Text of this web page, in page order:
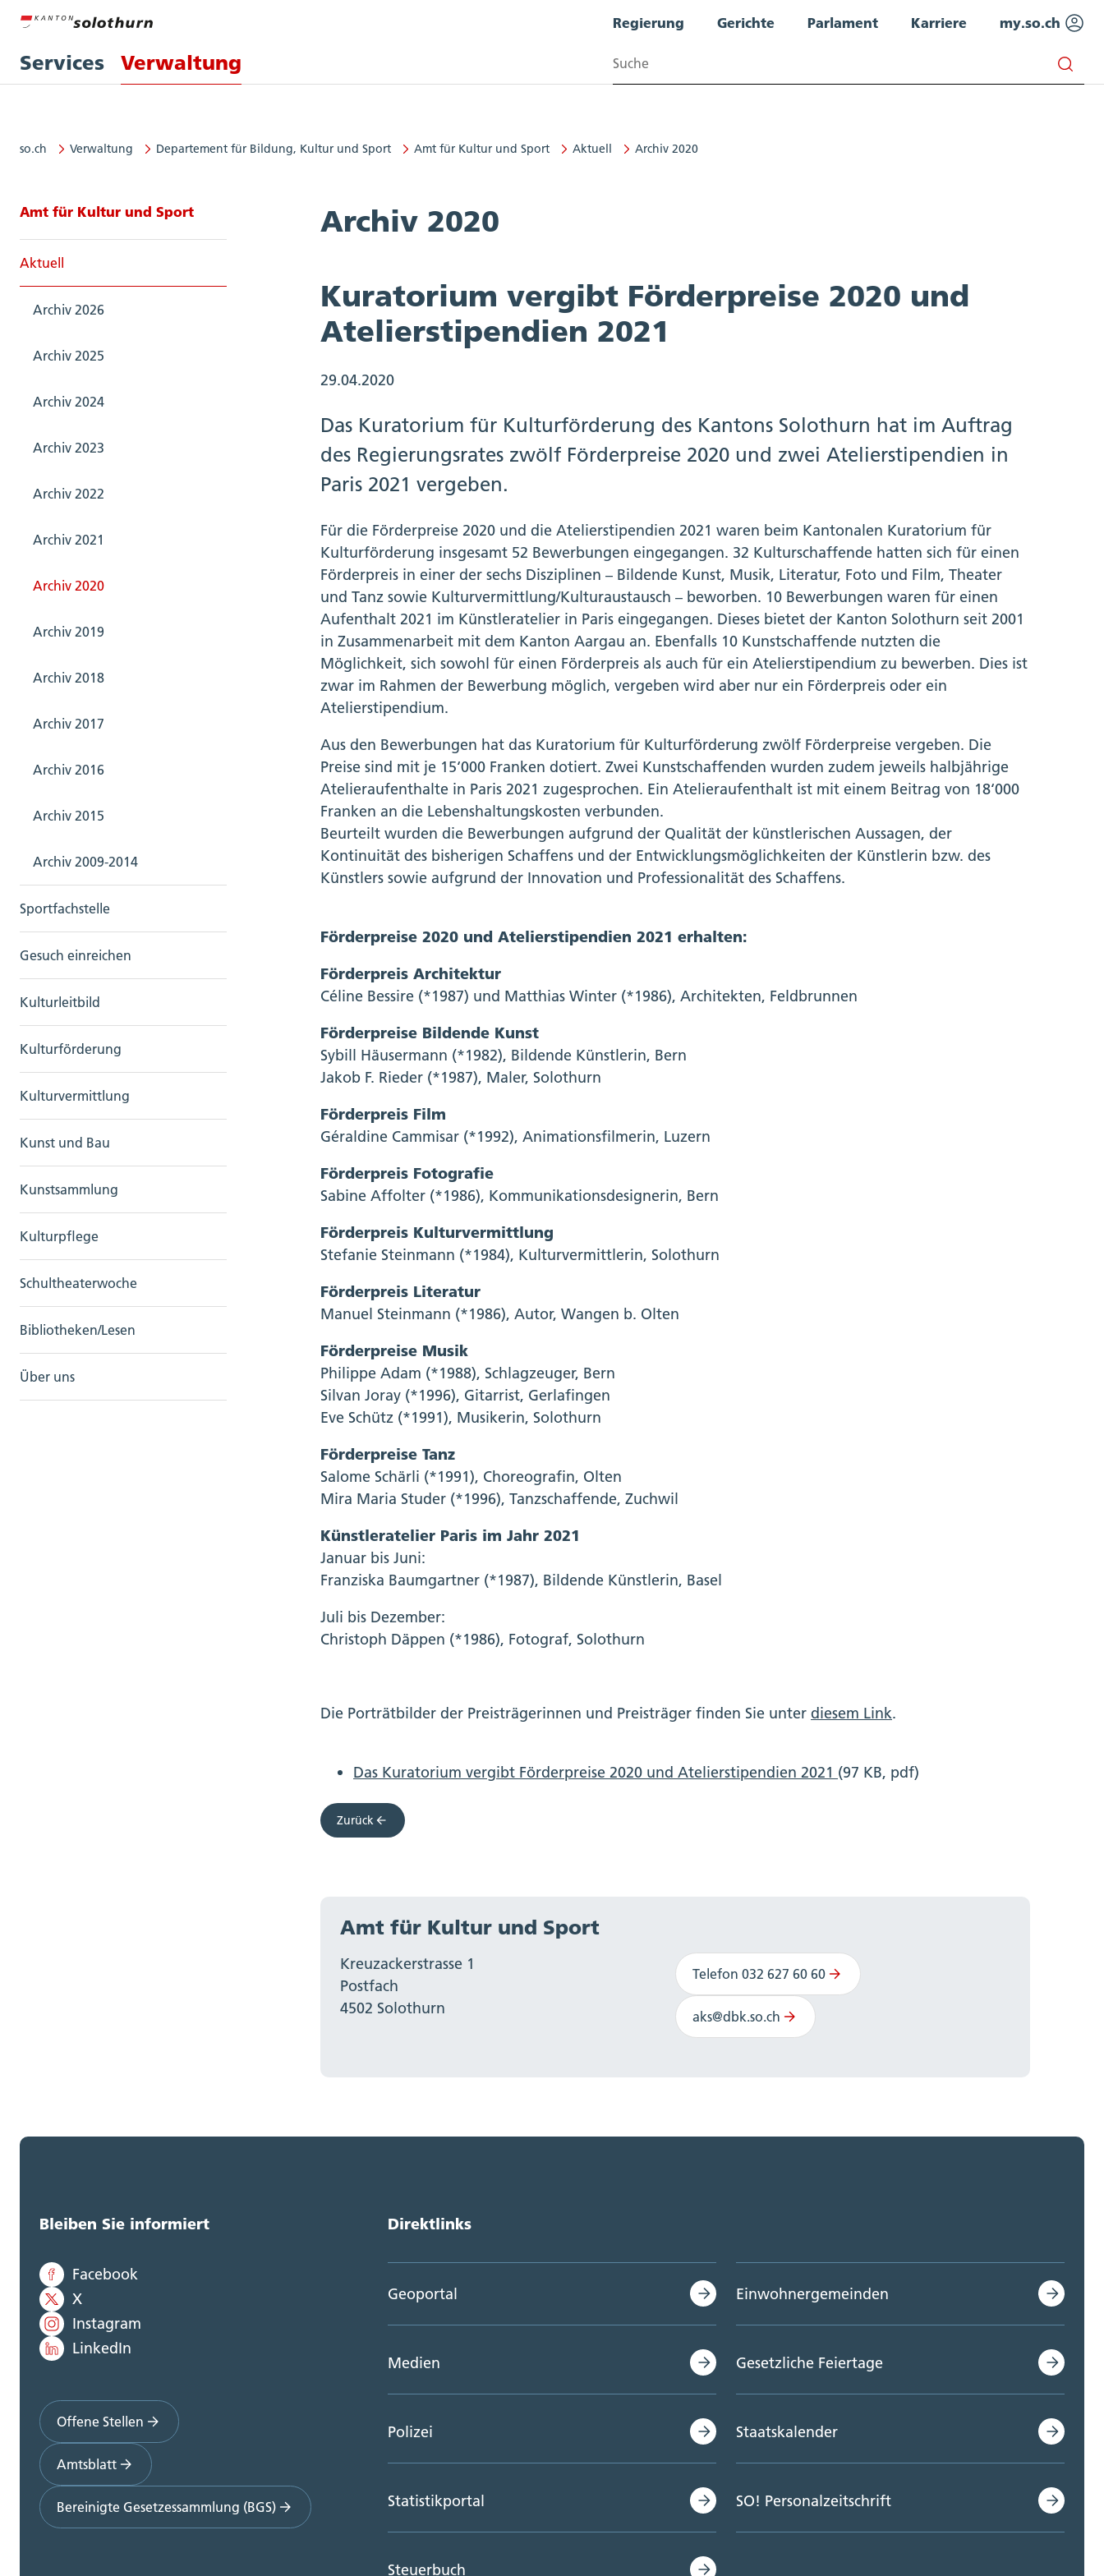
Services Verwaltung
Regierung Gerichte Parlament Karriere my.so.ch
Suchen
so.ch Verwaltung Departement für Bildung, Kultur und Sport Amt für Kultur und Sport Aktuell Archiv 2020
Seitennavigation: Amt für Kultur und Sport
Amt für Kultur und Sport
Aktuell
Archiv 2026
Archiv 2025
Archiv 2024
Archiv 2023
Archiv 2022
Archiv 2021
Archiv 2020
Archiv 2019
Archiv 2018
Archiv 2017
Archiv 2016
Archiv 2015
Archiv 2009-2014
Sportfachstelle
Gesuch einreichen
Kulturleitbild
Kulturförderung
Kulturvermittlung
Kunst und Bau
Kunstsammlung
Kulturpflege
Schultheaterwoche
Bibliotheken/Lesen
Über uns
Archiv 2020
Kuratorium vergibt Förderpreise 2020 und
Atelierstipendien 2021
29.04.2020
Das Kuratorium für Kulturförderung des Kantons Solothurn hat im Auftrag
des Regierungsrates zwölf Förderpreise 2020 und zwei Atelierstipendien in
Paris 2021 vergeben.
Für die Förderpreise 2020 und die Atelierstipendien 2021 waren beim Kantonalen Kuratorium für
Kulturförderung insgesamt 52 Bewerbungen eingegangen. 32 Kulturschaffende hatten sich für einen
Förderpreis in einer der sechs Disziplinen – Bildende Kunst, Musik, Literatur, Foto und Film, Theater
und Tanz sowie Kulturvermittlung/Kulturaustausch – beworben. 10 Bewerbungen waren für einen
Aufenthalt 2021 im Künstleratelier in Paris eingegangen. Dieses bietet der Kanton Solothurn seit 2001
in Zusammenarbeit mit dem Kanton Aargau an. Ebenfalls 10 Kunstschaffende nutzten die
Möglichkeit, sich sowohl für einen Förderpreis als auch für ein Atelierstipendium zu bewerben. Dies ist
zwar im Rahmen der Bewerbung möglich, vergeben wird aber nur ein Förderpreis oder ein
Atelierstipendium.
Aus den Bewerbungen hat das Kuratorium für Kulturförderung zwölf Förderpreise vergeben. Die
Preise sind mit je 15‘000 Franken dotiert. Zwei Kunstschaffenden wurden zudem jeweils halbjährige
Atelieraufenthalte in Paris 2021 zugesprochen. Ein Atelieraufenthalt ist mit einem Beitrag von 18‘000
Franken an die Lebenshaltungskosten verbunden.
Beurteilt wurden die Bewerbungen aufgrund der Qualität der künstlerischen Aussagen, der
Kontinuität des bisherigen Schaffens und der Entwicklungsmöglichkeiten der Künstlerin bzw. des
Künstlers sowie aufgrund der Innovation und Professionalität des Schaffens.
Förderpreise 2020 und Atelierstipendien 2021 erhalten:
Förderpreis Architektur
Céline Bessire (*1987) und Matthias Winter (*1986), Architekten, Feldbrunnen
Förderpreise Bildende Kunst
Sybill Häusermann (*1982), Bildende Künstlerin, Bern
Jakob F. Rieder (*1987), Maler, Solothurn
Förderpreis Film
Géraldine Cammisar (*1992), Animationsfilmerin, Luzern
Förderpreis Fotografie
Sabine Affolter (*1986), Kommunikationsdesignerin, Bern
Förderpreis Kulturvermittlung
Stefanie Steinmann (*1984), Kulturvermittlerin, Solothurn
Förderpreis Literatur
Manuel Steinmann (*1986), Autor, Wangen b. Olten
Förderpreise Musik
Philippe Adam (*1988), Schlagzeuger, Bern
Silvan Joray (*1996), Gitarrist, Gerlafingen
Eve Schütz (*1991), Musikerin, Solothurn
Förderpreise Tanz
Salome Schärli (*1991), Choreografin, Olten
Mira Maria Studer (*1996), Tanzschaffende, Zuchwil
Künstleratelier Paris im Jahr 2021
Januar bis Juni:
Franziska Baumgartner (*1987), Bildende Künstlerin, Basel
Juli bis Dezember:
Christoph Däppen (*1986), Fotograf, Solothurn
Die Porträtbilder der Preisträgerinnen und Preisträger finden Sie unter diesem Link.
Das Kuratorium vergibt Förderpreise 2020 und Atelierstipendien 2021 (97 KB, pdf)
Zurück
Amt für Kultur und Sport
Kreuzackerstrasse 1
Postfach
4502 Solothurn
Telefon 032 627 60 60
aks@dbk.so.ch
Bleiben Sie informiert
Facebook
X
Instagram
LinkedIn
Offene Stellen
Amtsblatt
Bereinigte Gesetzessammlung (BGS)
Direktlinks
Geoportal
Medien
Polizei
Statistikportal
Steuerbuch
Einwohnergemeinden
Gesetzliche Feiertage
Staatskalender
SO! Personalzeitschrift